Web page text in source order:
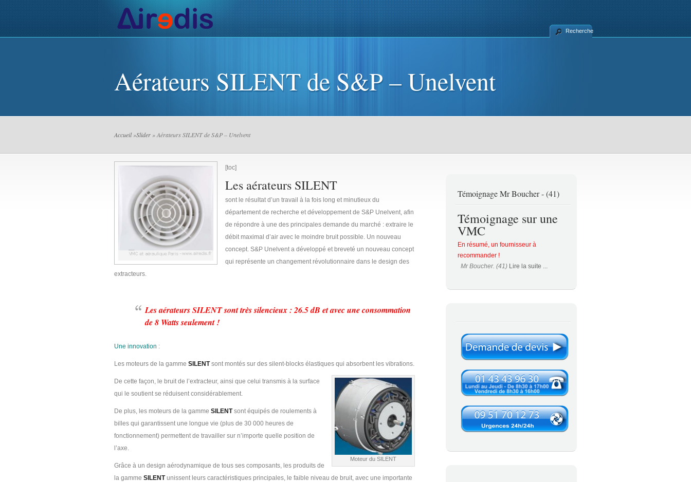
Recherche
Aérateurs SILENT de S&P – Unelvent
Accueil»Slider » Aérateurs SILENT de S&P – Unelvent
[toc]
Les aérateurs SILENT
sont le résultat d’un travail à la fois long et minutieux du
département de recherche et développement de S&P Unelvent, afin
de répondre à une des principales demande du marché : extraire le
débit maximal d’air avec le moindre bruit possible. Un nouveau
concept. S&P Unelvent a développé et breveté un nouveau concept
qui représente un changement révolutionnaire dans le design des
extracteurs.
Les aérateurs SILENT sont très silencieux : 26.5 dB et avec une consommation
de 8 Watts seulement !
Une innovation :
Les moteurs de la gamme SILENTsont montés sur des silent-blocks élastiques qui absorbent les vibrations.
Moteur du SILENT
De cette façon, le bruit de l’extracteur, ainsi que celui transmis à la surface
qui le soutient se réduisent considérablement.
De plus, les moteurs de la gamme SILENTsont équipés de roulements à
billes qui garantissent une longue vie (plus de 30 000 heures de
fonctionnement) permettent de travailler sur n’importe quelle position de
l’axe.
Grâce à un design aérodynamique de tous ses composants, les produits de
la gamme SILENTunissent leurs caractéristiques principales, le faible niveau de bruit, avec une importante
Témoignage Mr Boucher - (41)
Témoignage sur une
VMC
En résumé, un fournisseur à
recommander !
Mr Boucher. (41) Lire la suite ...